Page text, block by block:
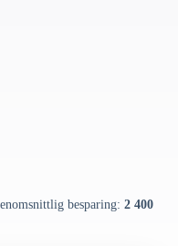
besparing: 2 400